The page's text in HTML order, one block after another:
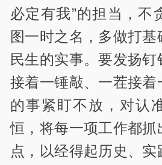
必定有我”的担当，不
图一时之名，多做打
民生的实事。要发扬
接着一锤敲、一茬接着
的事紧盯不放，对认
恒，将每一项工作都抓
点，以经得起历史、